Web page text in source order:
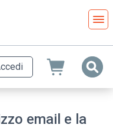
email e la